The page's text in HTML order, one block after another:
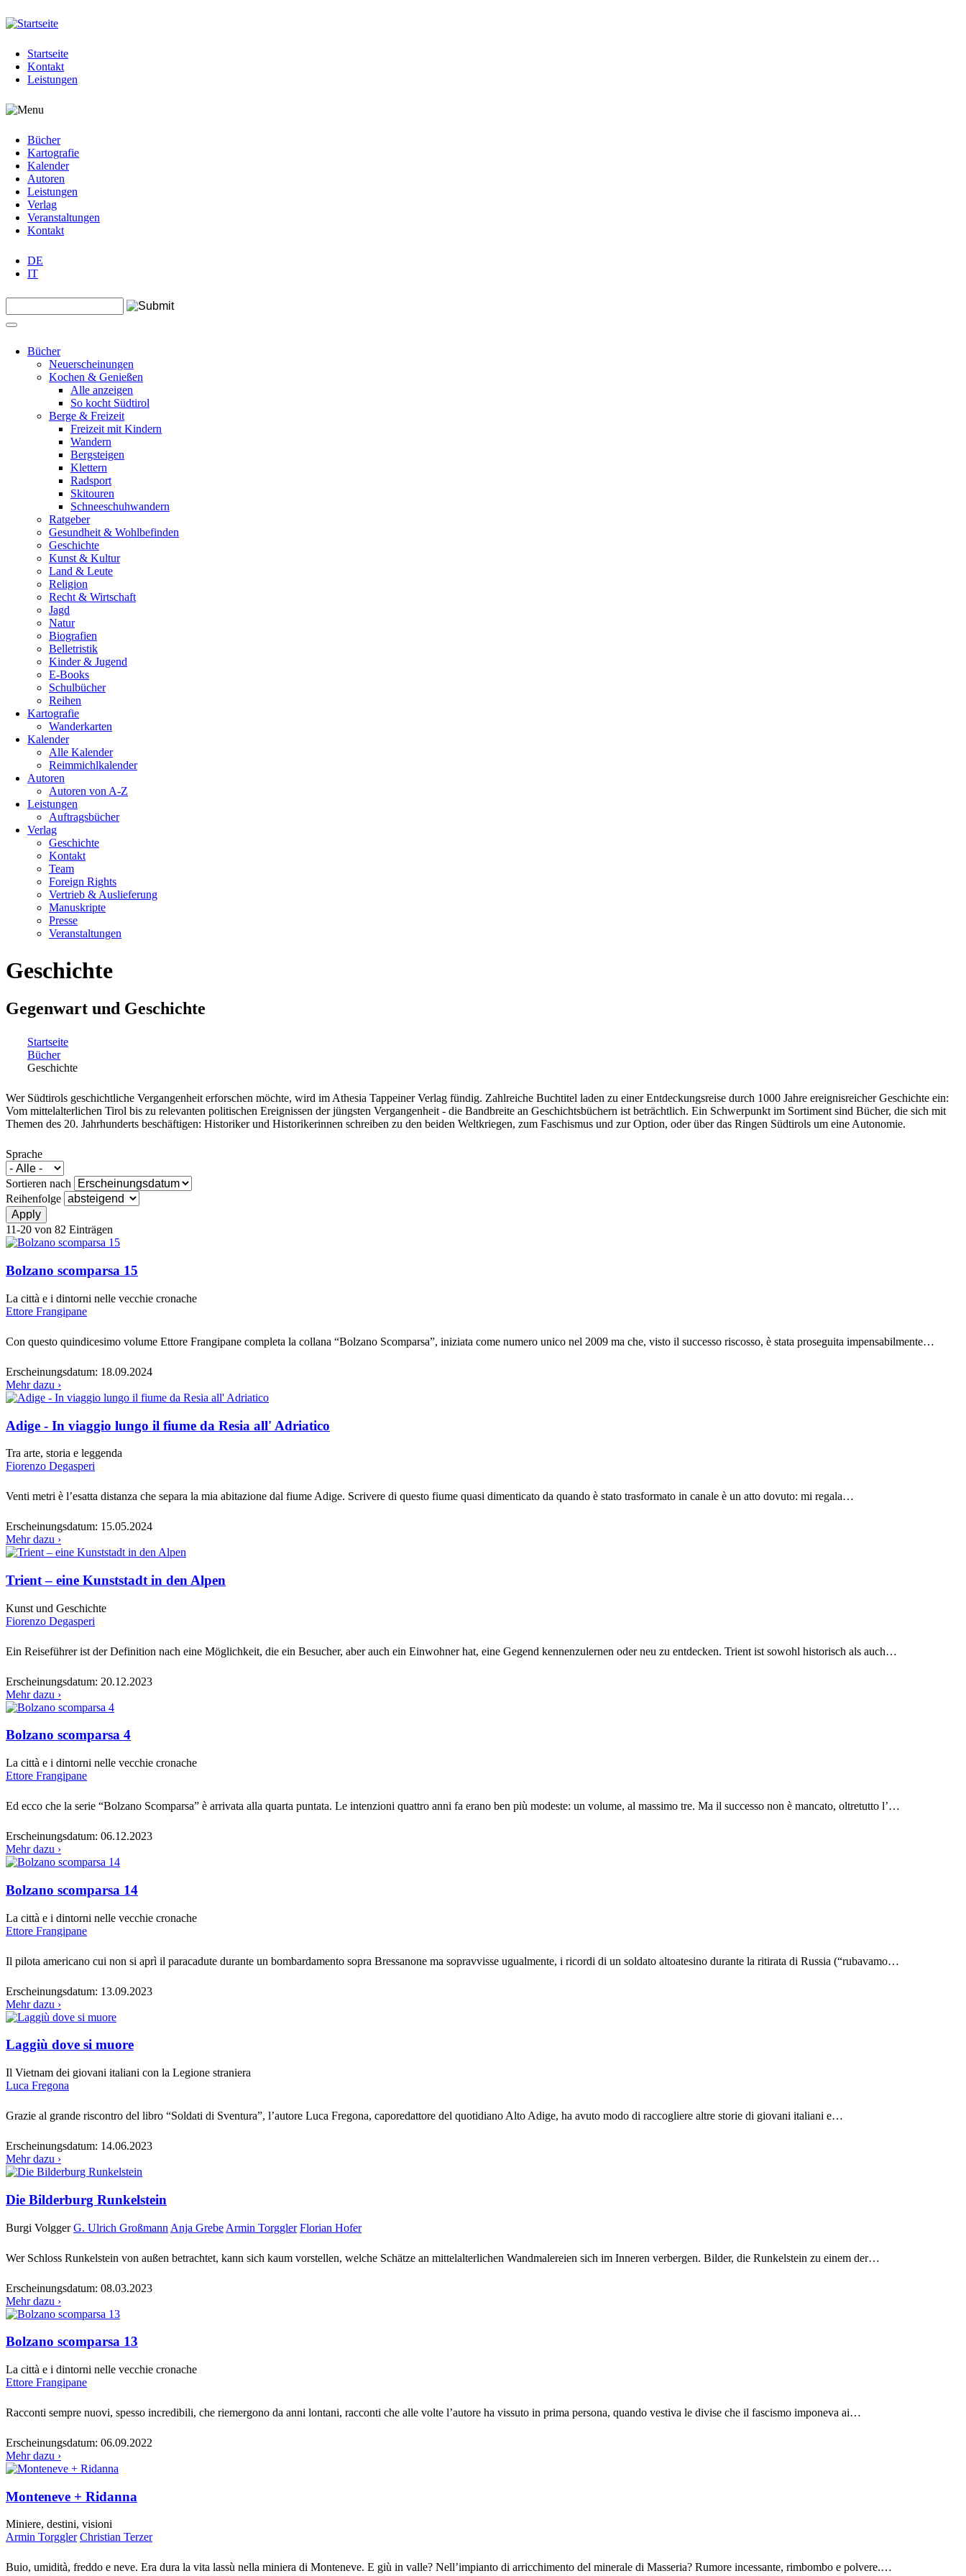
Jump to navigation
Startseite
Kontakt
Leistungen
Bücher
Kartografie
Kalender
Autoren
Leistungen
Verlag
Veranstaltungen
Kontakt
DE
IT
Suchformular
Bücher
Neuerscheinungen
Kochen & Genießen
Alle anzeigen
So kocht Südtirol
Berge & Freizeit
Freizeit mit Kindern
Wandern
Bergsteigen
Klettern
Radsport
Skitouren
Schneeschuhwandern
Ratgeber
Gesundheit & Wohlbefinden
Geschichte
Kunst & Kultur
Land & Leute
Religion
Recht & Wirtschaft
Jagd
Natur
Biografien
Belletristik
Kinder & Jugend
E-Books
Schulbücher
Reihen
Kartografie
Wanderkarten
Kalender
Alle Kalender
Reimmichlkalender
Autoren
Autoren von A-Z
Leistungen
Auftragsbücher
Verlag
Geschichte
Kontakt
Team
Foreign Rights
Vertrieb & Auslieferung
Manuskripte
Presse
Veranstaltungen
Geschichte
Gegenwart und Geschichte
Sie sind hier
Startseite
Bücher
Geschichte
Wer Südtirols geschichtliche Vergangenheit erforschen möchte, wird im Athesia Tappeiner Verlag fündig. Zahlreiche Buchtitel laden zu einer Entdeckungsreise durch 1000 Jahre ereignisreicher Geschichte ein:
Vom mittelalterlichen Tirol bis zu relevanten politischen Ereignissen der jüngsten Vergangenheit - die Bandbreite an Geschichtsbüchern ist beträchtlich. Ein Schwerpunkt im Sortiment sind Bücher, die sich mit
Themen des 20. Jahrhunderts beschäftigen: Historiker und Historikerinnen schreiben zu den beiden Weltkriegen, zum Faschismus und zur Option, oder über das Ringen Südtirols um eine Autonomie.
Sprache
Sortieren nach
Reihenfolge
11-20 von 82 Einträgen
Bolzano scomparsa 15
La città e i dintorni nelle vecchie cronache
Ettore Frangipane
Con questo quindicesimo volume Ettore Frangipane completa la collana “Bolzano Scomparsa”, iniziata come numero unico nel 2009 ma che, visto il successo riscosso, è stata proseguita impensabilmente…
Erscheinungsdatum: 18.09.2024
Mehr dazu ›
Adige - In viaggio lungo il fiume da Resia all' Adriatico
Tra arte, storia e leggenda
Fiorenzo Degasperi
Venti metri è l’esatta distanza che separa la mia abitazione dal fiume Adige. Scrivere di questo fiume quasi dimenticato da quando è stato trasformato in canale è un atto dovuto: mi regala…
Erscheinungsdatum: 15.05.2024
Mehr dazu ›
Trient – eine Kunststadt in den Alpen
Kunst und Geschichte
Fiorenzo Degasperi
Ein Reiseführer ist der Definition nach eine Möglichkeit, die ein Besucher, aber auch ein Einwohner hat, eine Gegend kennenzulernen oder neu zu entdecken. Trient ist sowohl historisch als auch…
Erscheinungsdatum: 20.12.2023
Mehr dazu ›
Bolzano scomparsa 4
La città e i dintorni nelle vecchie cronache
Ettore Frangipane
Ed ecco che la serie “Bolzano Scomparsa” è arrivata alla quarta puntata. Le intenzioni quattro anni fa erano ben più modeste: un volume, al massimo tre. Ma il successo non è mancato, oltretutto l’…
Erscheinungsdatum: 06.12.2023
Mehr dazu ›
Bolzano scomparsa 14
La città e i dintorni nelle vecchie cronache
Ettore Frangipane
Il pilota americano cui non si aprì il paracadute durante un bombardamento sopra Bressanone ma sopravvisse ugualmente, i ricordi di un soldato altoatesino durante la ritirata di Russia (“rubavamo…
Erscheinungsdatum: 13.09.2023
Mehr dazu ›
Laggiù dove si muore
Il Vietnam dei giovani italiani con la Legione straniera
Luca Fregona
Grazie al grande riscontro del libro “Soldati di Sventura”, l’autore Luca Fregona, caporedattore del quotidiano Alto Adige, ha avuto modo di raccogliere altre storie di giovani italiani e…
Erscheinungsdatum: 14.06.2023
Mehr dazu ›
Die Bilderburg Runkelstein
Burgi Volgger G. Ulrich Großmann Anja Grebe Armin Torggler Florian Hofer
Wer Schloss Runkelstein von außen betrachtet, kann sich kaum vorstellen, welche Schätze an mittelalterlichen Wandmalereien sich im Inneren verbergen. Bilder, die Runkelstein zu einem der…
Erscheinungsdatum: 08.03.2023
Mehr dazu ›
Bolzano scomparsa 13
La città e i dintorni nelle vecchie cronache
Ettore Frangipane
Racconti sempre nuovi, spesso incredibili, che riemergono da anni lontani, racconti che alle volte l’autore ha vissuto in prima persona, quando vestiva le divise che il fascismo imponeva ai…
Erscheinungsdatum: 06.09.2022
Mehr dazu ›
Monteneve + Ridanna
Miniere, destini, visioni
Armin Torggler Christian Terzer
Buio, umidità, freddo e neve. Era dura la vita lassù nella miniera di Monteneve. E giù in valle? Nell’impianto di arricchimento del minerale di Masseria? Rumore incessante, rimbombo e polvere.…